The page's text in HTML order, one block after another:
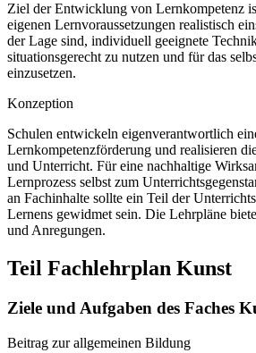
Ziel der Entwicklung von Lernkompetenz
eigenen Lernvoraussetzungen realistisch
der Lage sind, individuell geeignete
situationsgerecht zu nutzen und für das
einzusetzen.
Konzeption
Schulen entwickeln eigenverantwortlich
Lernkompetenzförderung und realisieren
und Unterricht. Für eine nachhaltige
Lernprozess selbst zum
an Fachinhalte sollte ein Teil der
Lernens gewidmet sein. Die Lehrpläne
und Anregungen.
Teil Fachlehrplan Kunst
Ziele und Aufgaben des Faches
Beitrag zur allgemeinen Bildung